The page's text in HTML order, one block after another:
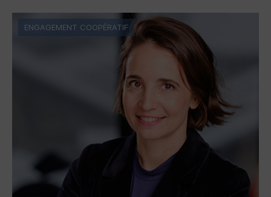
ENGAGEMENT COOPÉRATIF